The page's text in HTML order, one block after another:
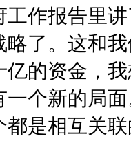
作报告里
了。这和
的资金，
个新的局
是相互关